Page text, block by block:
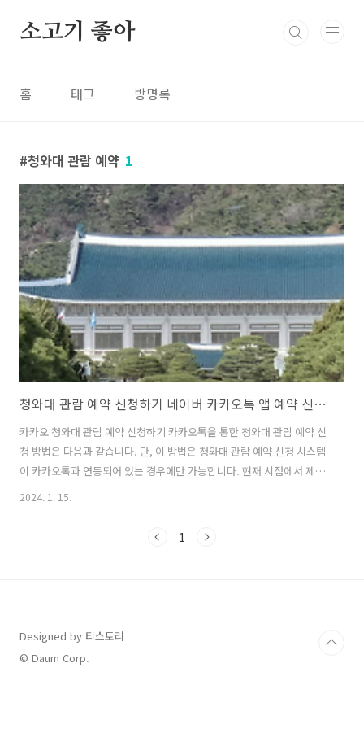
소고기 좋아
홈 태그 방명록
청와대 관람 예약 1
청와대 관람 예약 신청하기 네이버 카카오톡 앱 예약 신청방법
카카오 청와대 관람 예약 신청하기 카카오톡을 통한 청와대 관람 예약 신
청 방법은 다음과 같습니다. 단, 이 방법은 청와대 관람 예약 신청 시스템
이 카카오톡과 연동되어 있는 경우에만 가능합니다. 현재 시점에서 제공
되는 정보는 변경될 수 있으니, 최신 정보를 확인하는 것이 중요합니다.
또는 챗봇 찾기 청와대 관람 예약과 관련된 공식 플러스친구 또는 챗봇을
2024. 1. 15.
1
Designed by 티스토리
© Daum Corp.